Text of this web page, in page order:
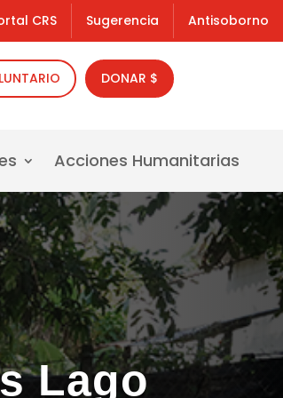
CRS Sugerencia Antisoborno
DONAR $
Acciones Humanitarias
Lago